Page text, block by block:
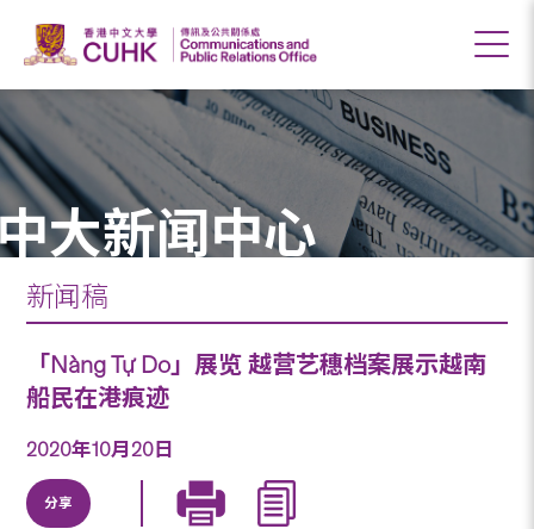
大新闻中心
新闻稿
「Nàng Tự Do」展览 越营艺穗档案展示越南
船民在港痕迹
2020年10月20日
分享